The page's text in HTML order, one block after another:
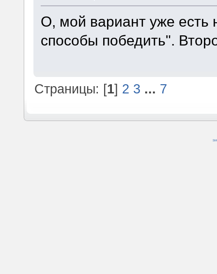
О, мой вариант уже есть
способы победить".
Страницы: [1] 2 3 ... 7